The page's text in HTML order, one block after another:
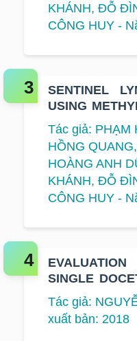
KHÁNH, ĐỖ
CÔNG HUY -
SENTINEL
USING
EARLY-
K HOSPITAL
Tác giả: PHẠM
HỒNG
HOÀNG ANH
KHÁNH, ĐỖ
CÔNG HUY -
SINGLE
THERAPY
SMALL CELL
HOSPITAL
Tác giả:
xuất bản: 2018